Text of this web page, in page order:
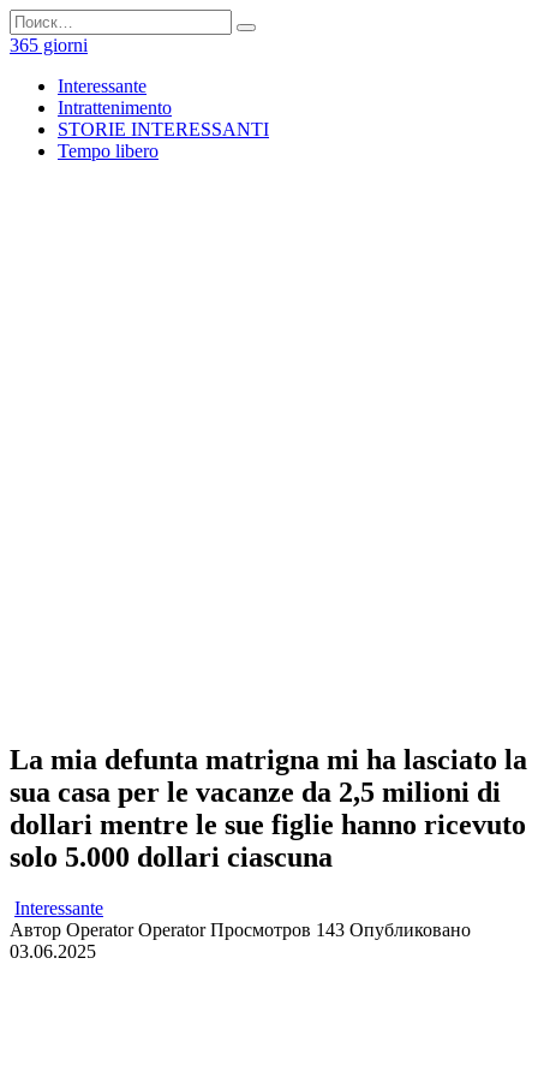
Перейти
к
содержанию
Search
for:
365 giorni
Interessante
Intrattenimento
STORIE INTERESSANTI
Tempo libero
La mia defunta matrigna mi ha lasciato la
sua casa per le vacanze da 2,5 milioni di
dollari mentre le sue figlie hanno ricevuto
solo 5.000 dollari ciascuna
Interessante
Автор Operator Operator Просмотров 143 Опубликовано
03.06.2025